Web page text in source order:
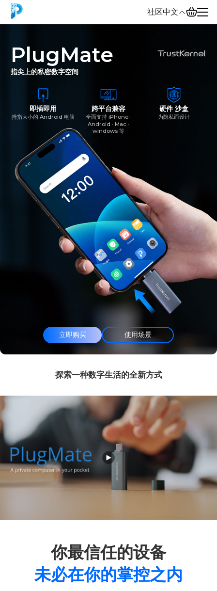
社区中文
PlugMate
指尖上的私密数字空间
即插即用
拇指大小的 Android 电脑
跨平台兼容
全面支持 iPhone ·
Android · Mac ·
windows 等
硬件 沙盒
为隐私而设计
立即购买 使用场景
探索一种数字生活的全新方式
你最信任的设备
未必在你的掌控之内
English
中文
Español
Русский